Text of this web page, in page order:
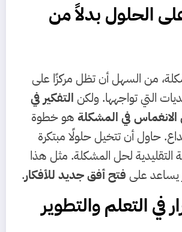
على الحلول بدلاً من
من السهل أن تظل مركزًا على
التي تواجهها. ولكن التفكير في
الانغماس في المشكلة هو خطوة
حاول أن تتخيل حلولًا مبتكرة
التقليدية لحل المشكلة. مثل هذا
يساعد على فتح أفق جديد للأفكار.